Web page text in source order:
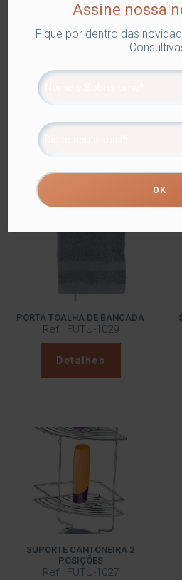
Descrição
A bancada do banheiro ou do
secar as mãos. Quando uma
está pronta para o uso.
Além do tradicional tratamento
produtos são revestidos com
protetivo especial Rust Free,
brilhantes, além de maior
Produtos relacionados
PORTA TOALHA DE BANCADA
Ref.: FUTU-1029
Detalhes
SUPORTE CANTONEIRA 2
POSIÇÕES
Ref.: FUTU-1027
Assine nossa
Fique por dentro das